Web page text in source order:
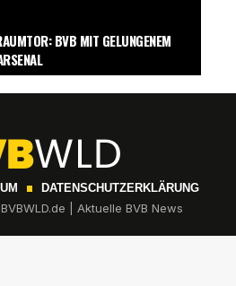
BVB MIT GELUNGENEM
DATENSCHUTZERKLÄRUNG
| Aktuelle BVB News